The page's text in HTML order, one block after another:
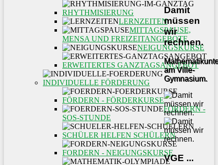
Damit
müssen
wir
rechnen.
am Ville-
Gymnasium.
VGE ...
RHYTHMISIERUNG
LERNZEITEN
MITTAGSPAUSE,
MENSA UND FREIZEITANGEBOTE
NEIGUNGSKURSE
ERWEITERTES GANZTAGSANGEBOT
INDIVIDUELLE FÖRDERUNG
FÖRDERN - FÖRDERKURSE
FÖRDERN -
SOS-STUNDE
SCHÜLER HELFEN SCHÜLERN
FORDERN - NEIGUNGSKURSE